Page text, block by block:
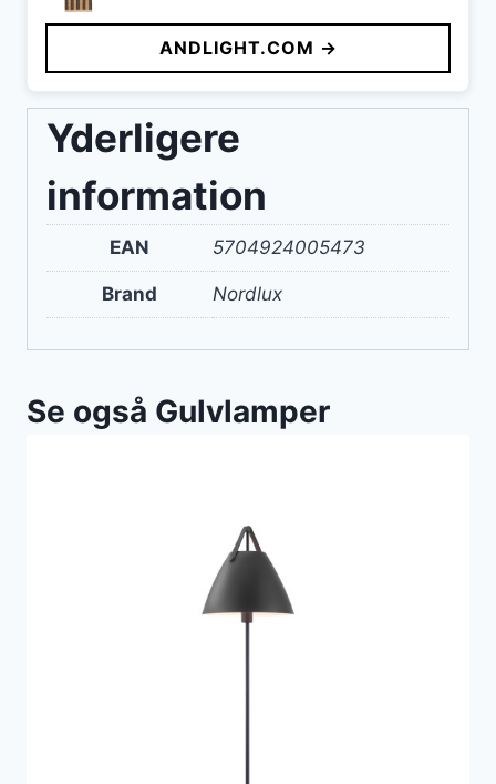
ANDLIGHT.COM →
Yderligere
information
EAN 5704924005473
Brand Nordlux
Se også Gulvlamper